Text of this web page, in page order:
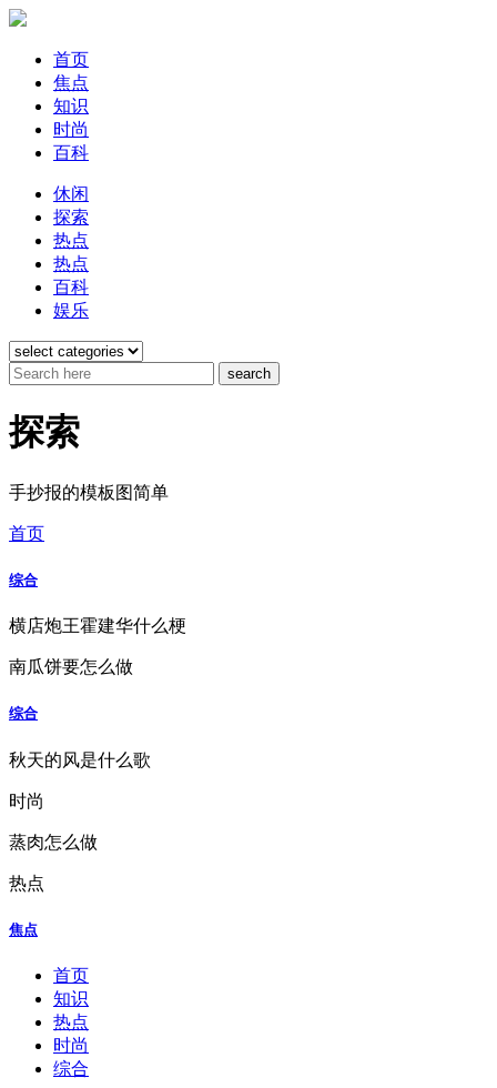
首页
焦点
知识
时尚
百科
休闲
探索
热点
热点
百科
娱乐
探索
手抄报的模板图简单
首页
综合
横店炮王霍建华什么梗
南瓜饼要怎么做
综合
秋天的风是什么歌
时尚
蒸肉怎么做
热点
焦点
首页
知识
热点
时尚
综合